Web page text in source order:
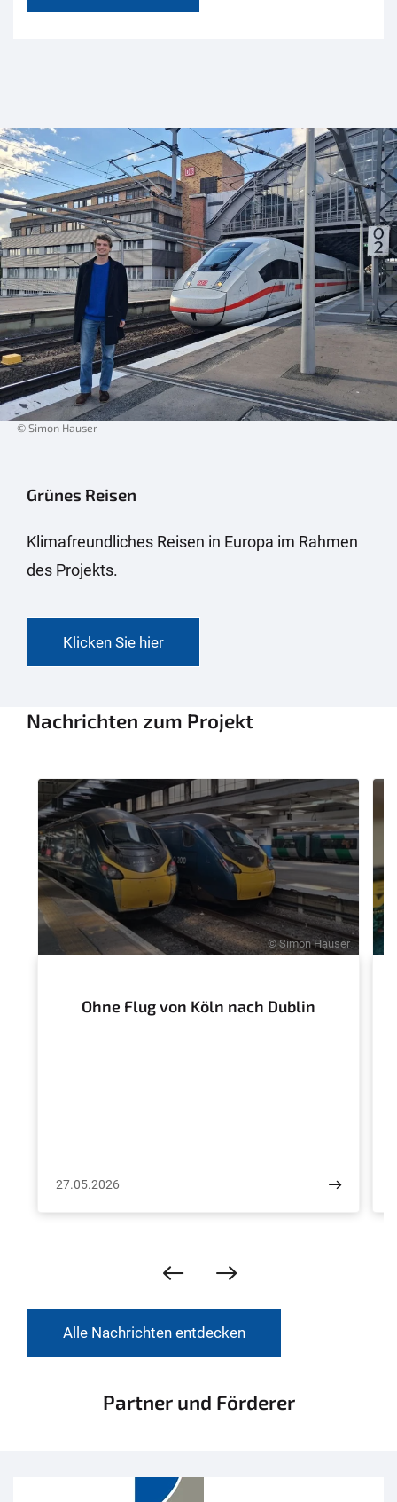
Grünes Reisen
Klimafreundliches Reisen in Europa im Rahmen
des Projekts.
Klicken Sie hier
© Simon Hauser
Nachrichten zum Projekt
© Simon Hauser
Ohne Flug von Köln nach Dublin
27.05.2026
Alle Nachrichten entdecken
Partner und Förderer